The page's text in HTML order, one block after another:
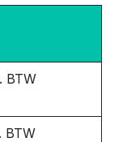
BTW
BTW